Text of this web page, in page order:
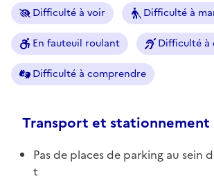
Difficulté à voir Difficulté à
En fauteuil roulant Difficulté à
Difficulté à comprendre
Transport et stationnement
Pas de places de parking au sein
t